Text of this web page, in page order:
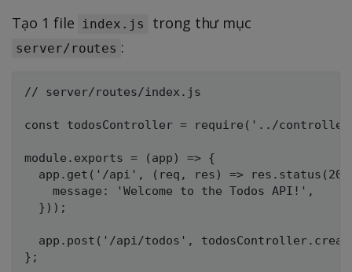
Tạo 1 file index.js trong thư mục
server/routes :
// server/routes/index.js
const todosController = require('../
module.exports = (app) => {
app.get('/api', (req, res) =>
    message: 'Welcome to the Todos API!',
  }));
app.post('/api/todos',